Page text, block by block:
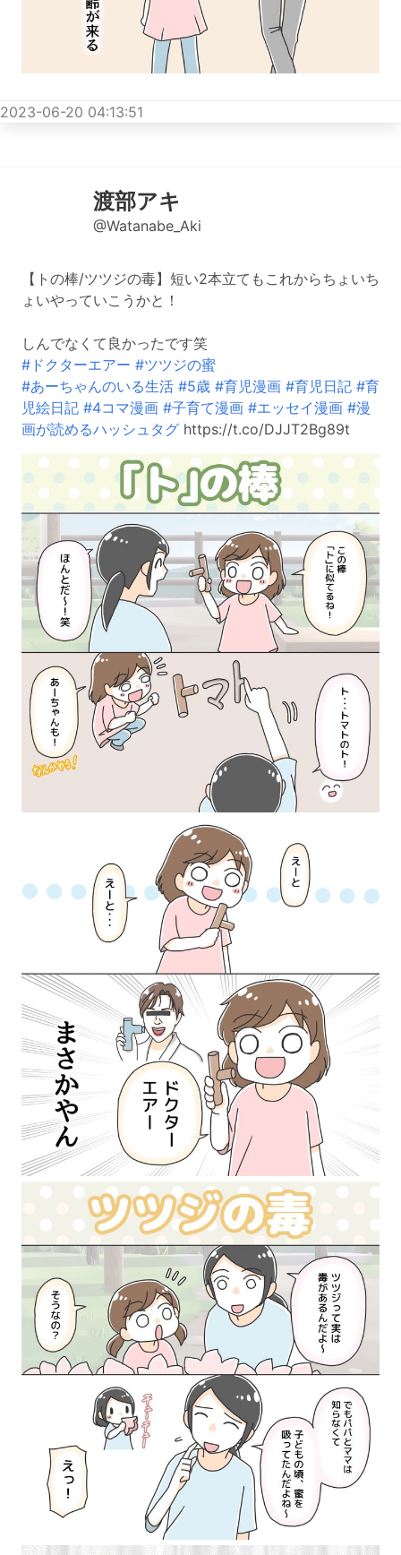
2023-06-20 04:13:51
渡部アキ
@Watanabe_Aki
【トの棒/ツツジの毒】短い2本立てもこれからちょいち
ょいやっていこうかと！
しんでなくて良かったです笑
#ドクターエアー #ツツジの蜜
#あーちゃんのいる生活 #5歳 #育児漫画 #育児日記 #育
児絵日記 #4コマ漫画 #子育て漫画 #エッセイ漫画 #漫
画が読めるハッシュタグ https://t.co/DJJT2Bg89t